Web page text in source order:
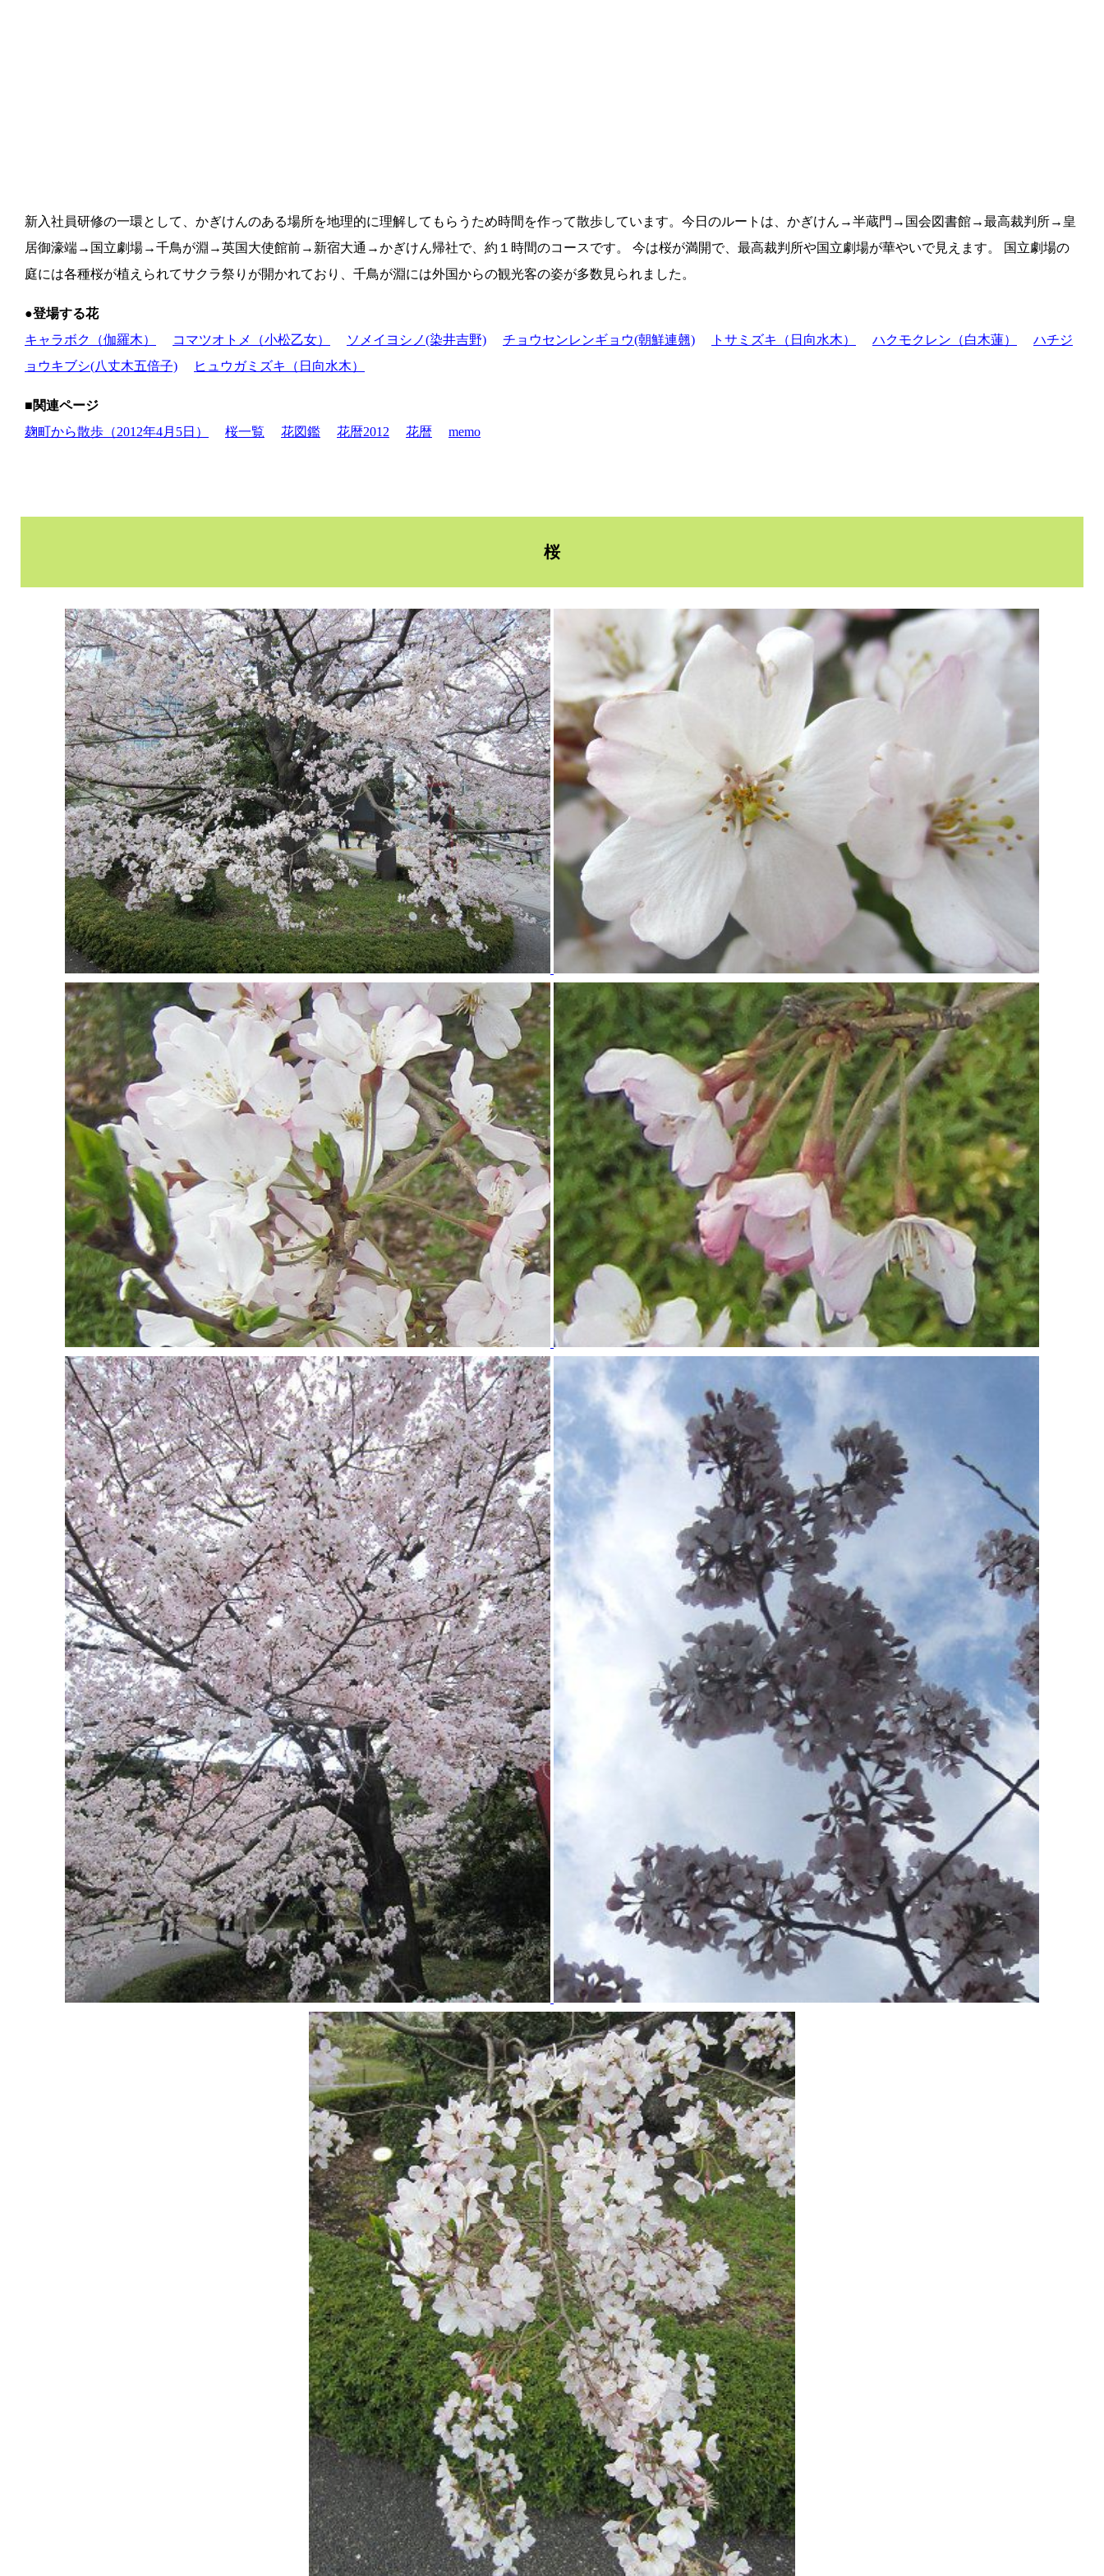
新入社員研修の一環として、かぎけんのある場所を地理的に理解してもらうため時間を作って散歩しています。今日のルートは、かぎけん→半蔵門→国会図書館→最高裁判所→皇
居御濠端→国立劇場→千鳥が淵→英国大使館前→新宿大通→かぎけん帰社で、約１時間のコースです。 今は桜が満開で、最高裁判所や国立劇場が華やいで見えます。 国立劇場の
庭には各種桜が植えられてサクラ祭りが開かれており、千鳥が淵には外国からの観光客の姿が多数見られました。
●登場する花
キャラボク（伽羅木）
コマツオトメ（小松乙女） ソメイヨシノ(染井吉野) チョウセンレンギョウ(朝鮮連翹) トサミズキ（日向水木） ハクモクレン（白木蓮）
ハチジ
ョウキブシ(八丈木五倍子)
ヒュウガミズキ（日向水木）
■関連ページ
麹町から散歩（2012年4月5日）
桜一覧 花図鑑 花暦2012 花暦 memo
桜